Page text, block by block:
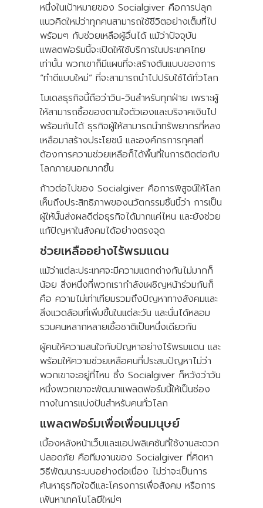
หนึ่งในเป้าหมายของ Socialgiver คือการปลุก
แนวคิดใหม่ว่าทุกคนสามารถใช้ชีวิตอย่างเต็มที่ไป
พร้อมๆ กับช่วยเหลือผู้อื่นได้ แม้ว่าปัจจุบัน
แพลตฟอร์มนี้จะเปิดให้ใช้บริการในประเทศไทย
เท่านั้น พวกเขาก็มีแผนที่จะสร้างต้นแบบของการ
“ทำดีแบบใหม่” ที่จะสามารถนำไปปรับใช้ได้ทั่วโลก
โมเดลธุรกิจนี้ถือว่าวิน-วินสำหรับทุกฝ่าย เพราะผู้
ให้สามารถซื้อของตามใจตัวเองและบริจาคเงินไป
พร้อมกันได้ ธุรกิจผู้ให้สามารถนำทรัพยากรที่หลง
เหลือมาสร้างประโยชน์ และองค์กรการกุศลที่
ต้องการความช่วยเหลือก็ได้พื้นที่ในการติดต่อกับ
โลกภายนอกมากขึ้น
ก้าวต่อไปของ Socialgiver คือการพิสูจน์ให้โลก
เห็นถึงประสิทธิภาพของนวัตกรรมชิ้นนี้ว่า การเป็น
ผู้ให้นั้นส่งผลดีต่อธุรกิจได้มากแค่ไหน และยังช่วย
แก้ปัญหาในสังคมได้อย่างตรงจุด
ช่วยเหลืออย่างไร้พรมแดน
แม้ว่าแต่ละประเทศจะมีความแตกต่างกันไม่มากก็
น้อย สิ่งหนึ่งที่พวกเรากำลังเผชิญหน้าร่วมกันก็
คือ ความไม่เท่าเทียมรวมถึงปัญหาทางสังคมและ
สิ่งแวดล้อมที่เพิ่มขึ้นในแต่ละวัน และนั่นได้หลอม
รวมคนหลากหลายเชื้อชาติเป็นหนึ่งเดียวกัน
ผู้คนให้ความสนใจกับปัญหาอย่างไร้พรมแดน และ
พร้อมให้ความช่วยเหลือคนที่ประสบปัญหาไม่ว่า
พวกเขาจะอยู่ที่ไหน ซึ่ง Socialgiver ก็หวังว่าวัน
หนึ่งพวกเขาจะพัฒนาแพลตฟอร์มนี้ให้เป็นช่อง
ทางในการแบ่งปันสำหรับคนทั่วโลก
แพลตฟอร์มเพื่อเพื่อนมนุษย์
เบื้องหลังหน้าเว็บและแอปพลิเคชันที่ใช้งานสะดวก
ปลอดภัย คือทีมงานของ Socialgiver ที่คิดหา
วิธีพัฒนาระบบอย่างต่อเนื่อง ไม่ว่าจะเป็นการ
ค้นหาธุรกิจใจดีและโครงการเพื่อสังคม หรือการ
เฟ้นหาเทคโนโลยีใหม่ๆ